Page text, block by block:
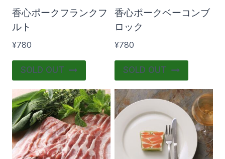
香心ポークフランクフ
ルト
¥780
SOLD OUT
香心ポークベーコンブ
ロック
¥780
SOLD OUT